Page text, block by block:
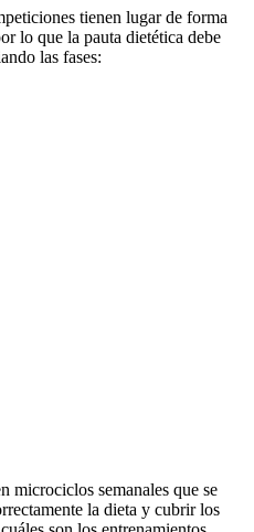
tienen lugar de forma
lo que la pauta dietética debe
las fases:
microciclos semanales que se
la dieta y cubrir los